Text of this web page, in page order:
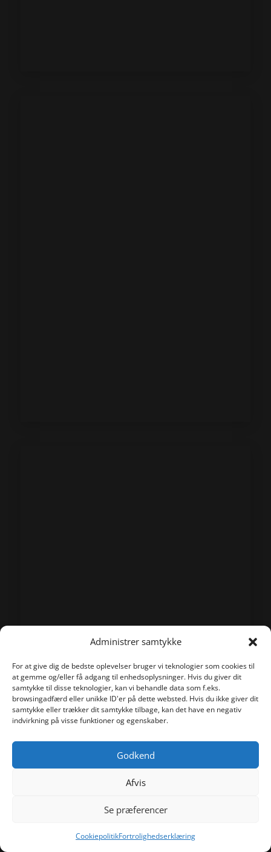
Administrer samtykke
For at give dig de bedste oplevelser bruger vi teknologier som cookies til
at gemme og/eller få adgang til enhedsoplysninger. Hvis du giver dit
samtykke til disse teknologier, kan vi behandle data som f.eks.
browsingadfærd eller unikke ID'er på dette websted. Hvis du ikke giver dit
samtykke eller trækker dit samtykke tilbage, kan det have en negativ
indvirkning på visse funktioner og egenskaber.
Godkend
Afvis
Se præferencer
CookiepolitikFortrolighedserklæring